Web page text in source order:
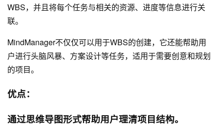
WBS，并且将每个任务与相关的资源、进度等信息进行关
联。
MindManager不仅仅可以用于WBS的创建，它还能帮助用
户进行头脑风暴、方案设计等任务，适用于需要创意和规划
的项目。
优点：
通过思维导图形式帮助用户理清项目结构。